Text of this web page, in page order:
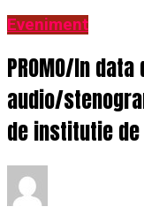
Eveniment
PROMO/In
audio/
de institutie